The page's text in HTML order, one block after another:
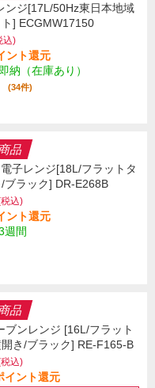
ンジ[17L/50Hz東日本地域
] ECGMW17150
込)
ント還元
納（在庫あり）
(34件)
品
子レンジ[18L/フラットタ
ブラック] DR-E268B
込)
ント還元
週間
品
ブンレンジ [16L/フラット
き/ブラック] RE-F165-B
込)
イント還元